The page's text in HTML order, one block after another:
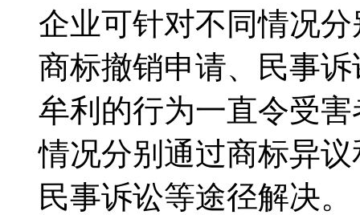
企业可针对不同情况
商标撤销申请、民事
牟利的行为一直令受
情况分别通过商标异
民事诉讼等途径解决